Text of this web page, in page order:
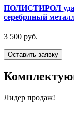
ПОЛИСТИРОЛ
серебряный
3 500 руб.
Оставить заявку
Лидер продаж!